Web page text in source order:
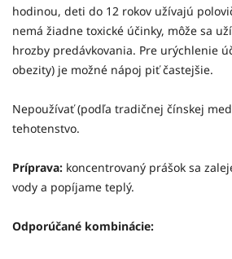
hodinou, deti do 12 rokov užívajú
nemá žiadne toxické účinky, môže sa
hrozby predávkovania. Pre urýchlenie
obezity) je možné nápoj piť častejšie.
Nepoužívať (podľa tradičnej čínskej
tehotenstvo.
Príprava: koncentrovaný prášok sa
vody a popíjame teplý.
Odporúčané kombinácie: